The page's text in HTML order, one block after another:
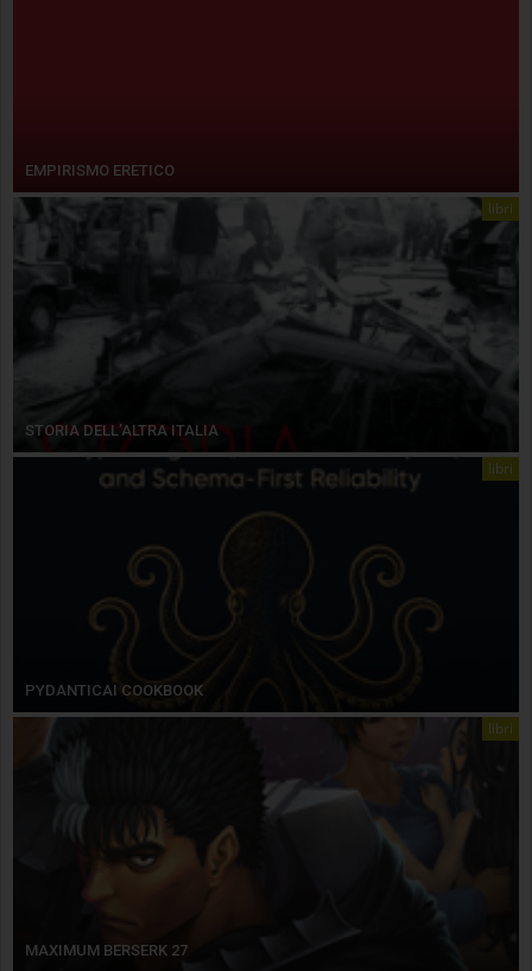
EMPIRISMO ERETICO
libri
STORIA DELL’ALTRA ITALIA
libri
PYDANTICAI COOKBOOK
libri
MAXIMUM BERSERK 27